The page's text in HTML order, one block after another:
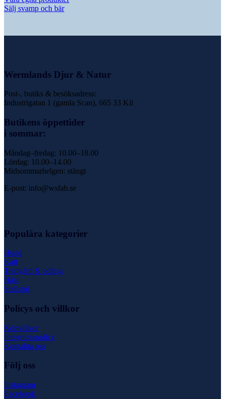
Sälj svamp och bär
Wermlands Djur & Natur
Post-, butiks & besöksadress:
Industrigatan 1 (gamla Scan), 665 33 Kil
Butikens öppettider
i sommar:
Måndag–fredag: 10.00–18.00
Lördag: 10.00–14.00
Midsommarhelgen: stängt
E-post: info@wsfab.se
Populära kategorier
Hund
Katt
Trädgård & odling
Häst
Stallströ
Policys och villkor
Köpvillkor
Integritetspolicy
Kontakta oss
Följ oss
Instagram
Facebook